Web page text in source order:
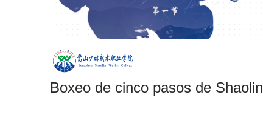
Boxeo de cinco pasos de Shaolin